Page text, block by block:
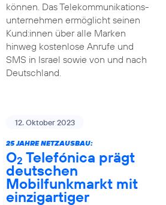
können. Das Telekommunikations­
unternehmen ermöglicht seinen
Kund:innen über alle Marken
hinweg kostenlose Anrufe und
SMS in Israel sowie von und nach
Deutschland.
12. Oktober 2023
25 JAHRE NETZAUSBAU:
O2 Telefónica prägt
deutschen
Mobilfunkmarkt mit
einzigartiger